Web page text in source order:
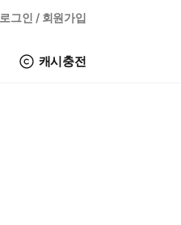
로그인 / 회원가입
캐시충전